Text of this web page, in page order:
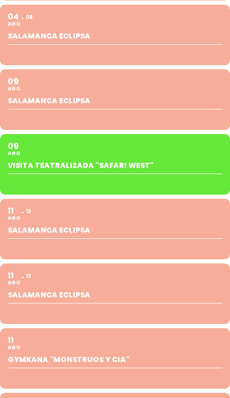
04
AGO
08
SALAMANCA ECLIPSA
09
AGO
SALAMANCA ECLIPSA
09
AGO
VISITA TEATRALIZADA "SAFARI WEST"
11
AGO
12
SALAMANCA ECLIPSA
11
AGO
12
SALAMANCA ECLIPSA
11
AGO
GYMKANA "MONSTRUOS Y CIA"